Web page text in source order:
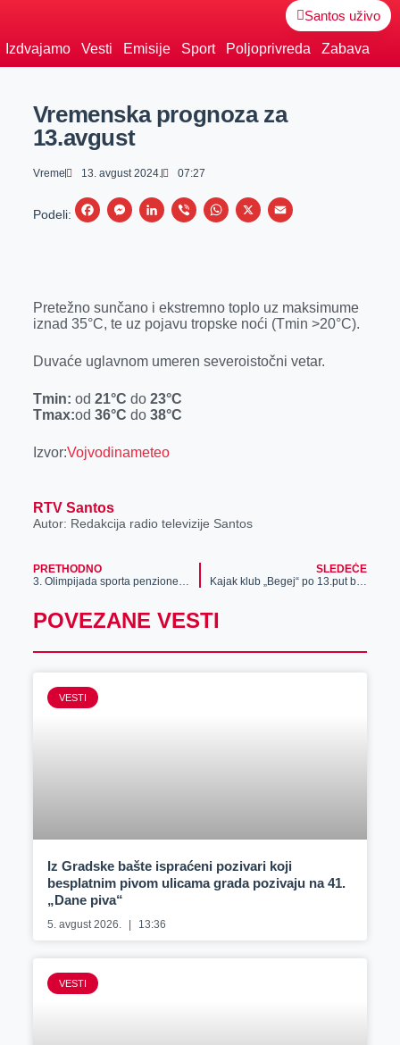
Santos uživo
Izdvajamo Vesti Emisije Sport Poljoprivreda Zabava
Vremenska prognoza za
13.avgust
Vreme 13. avgust 2024. 07:27
Podeli:
F
b
o
o
M
e
g
r
L
e
I
V
r
W
s
p
X
E
l
Pretežno sunčano i ekstremno toplo uz maksimume
iznad 35°C, te uz pojavu tropske noći (Tmin >20°C).
Duvaće uglavnom umeren severoistočni vetar.
Tmin: od 21°C do 23°C
Tmax:od 36°C do 38°C
Izvor:Vojvodinameteo
RTV Santos
Autor: Redakcija radio televizije Santos
PRETHODNO
3. Olimpijada sporta penzionera Vojvodine
SLEDEĆE
Kajak klub „Begej“ po 13.put bio domaćin regate „Begej 2024“
POVEZANE VESTI
VESTI
Iz Gradske bašte ispraćeni pozivari koji
besplatnim pivom ulicama grada pozivaju na 41.
„Dane piva“
5. avgust 2026. 13:36
VESTI